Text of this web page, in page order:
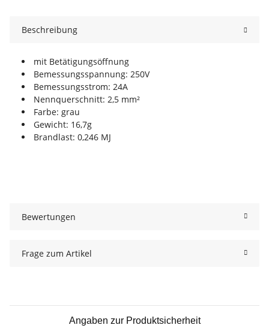
Beschreibung
mit Betätigungsöffnung
Bemessungsspannung: 250V
Bemessungsstrom: 24A
Nennquerschnitt: 2,5 mm²
Farbe: grau
Gewicht: 16,7g
Brandlast: 0,246 MJ
Bewertungen
Frage zum Artikel
Angaben zur Produktsicherheit